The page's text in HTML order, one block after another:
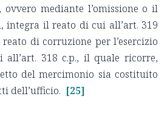
ovvero mediante l’omissione o il
il reato di cui all’art. 319
di corruzione per l’esercizio
318 c.p., il quale ricorre,
del mercimonio sia costituito
dell’ufficio. [25]